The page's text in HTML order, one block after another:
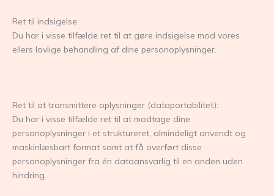
Ret til indsigelse:
Du har i visse tilfælde ret til at gøre indsigelse mod vores
ellers lovlige behandling af dine personoplysninger.
Ret til at transmittere oplysninger (dataportabilitet):
Du har i visse tilfælde ret til at modtage dine
personoplysninger i et struktureret, almindeligt anvendt og
maskinlæsbart format samt at få overført disse
personoplysninger fra én dataansvarlig til en anden uden
hindring.